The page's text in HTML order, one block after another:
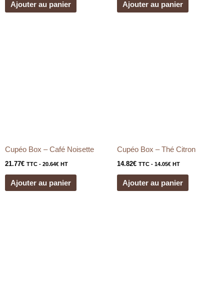
Ajouter au panier Ajouter au panier
Cupéo Box – Café Noisette
21.77€ TTC - 20.64€ HT
Ajouter au panier
Cupéo Box – Thé Citron
14.82€ TTC - 14.05€ HT
Ajouter au panier